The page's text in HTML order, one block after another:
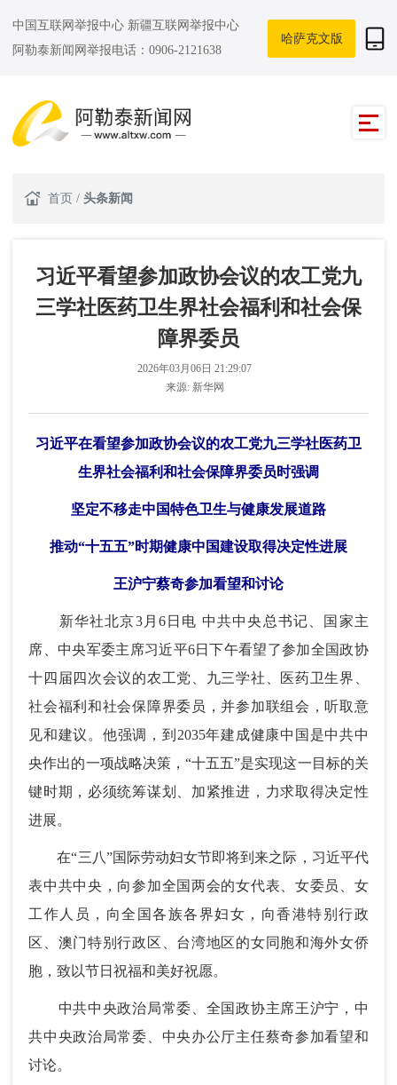
中国互联网举报中心 新疆互联网举报中心
阿勒泰新闻网举报电话：0906-2121638
哈萨克文版
首页 / 头条新闻
习近平看望参加政协会议的农工党九
三学社医药卫生界社会福利和社会保
障界委员
2026年03月06日 21:29:07
来源: 新华网
习近平在看望参加政协会议的农工党九三学社医药卫
生界社会福利和社会保障界委员时强调
坚定不移走中国特色卫生与健康发展道路
推动“十五五”时期健康中国建设取得决定性进展
王沪宁蔡奇参加看望和讨论
新华社北京3月6日电 中共中央总书记、国家主
席、中央军委主席习近平6日下午看望了参加全国政协
十四届四次会议的农工党、九三学社、医药卫生界、
社会福利和社会保障界委员，并参加联组会，听取意
见和建议。他强调，到2035年建成健康中国是中共中
央作出的一项战略决策，“十五五”是实现这一目标的关
键时期，必须统筹谋划、加紧推进，力求取得决定性
进展。
在“三八”国际劳动妇女节即将到来之际，习近平代
表中共中央，向参加全国两会的女代表、女委员、女
工作人员，向全国各族各界妇女，向香港特别行政
区、澳门特别行政区、台湾地区的女同胞和海外女侨
胞，致以节日祝福和美好祝愿。
中共中央政治局常委、全国政协主席王沪宁，中
共中央政治局常委、中央办公厅主任蔡奇参加看望和
讨论。